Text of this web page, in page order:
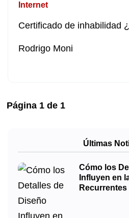
Internet
Certificado de inhabilidad
Rodrigo Moni
Página 1 de 1
Últimas
Cómo los
Influyen en
Recurrentes